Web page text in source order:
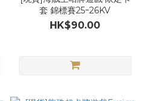
套 錦標賽25ｰ26KV
HK$90.00